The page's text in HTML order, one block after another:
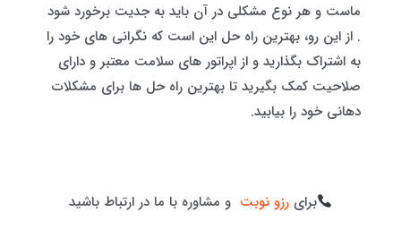
ماست و هر نوع مشکلی در آن باید به جدیت برخورد شود
. از این رو، بهترین راه حل این است که نگرانی های خود را
به اشتراک بگذارید و از اپراتور های سلامت معتبر و دارای
صلاحیت کمک بگیرید تا بهترین راه حل ها برای مشکلات
دهانی خود را بیابید.
برای رزو نوبت و مشاوره با ما در ارتباط باشید